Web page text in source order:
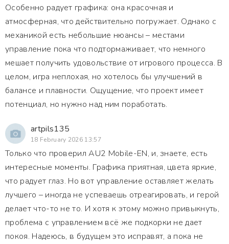
Особенно радует графика: она красочная и
атмосферная, что действительно погружает. Однако с
механикой есть небольшие нюансы – местами
управление пока что подтормаживает, что немного
мешает получить удовольствие от игрового процесса. В
целом, игра неплохая, но хотелось бы улучшений в
балансе и плавности. Ощущение, что проект имеет
потенциал, но нужно над ним поработать.
artpils135
18 February 2026 13:57
Только что проверил AU2 Mobile-EN, и, знаете, есть
интересные моменты. Графика приятная, цвета яркие,
что радует глаз. Но вот управление оставляет желать
лучшего – иногда не успеваешь отреагировать, и герой
делает что-то не то. И хотя к этому можно привыкнуть,
проблема с управлением всё же подкорки не дает
покоя. Надеюсь, в будущем это исправят, а пока не